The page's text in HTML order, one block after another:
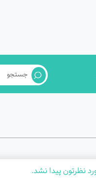
نظرتون پیدا نشد.